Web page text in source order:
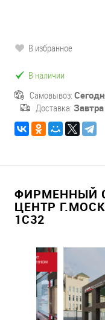
В избранное
В наличии
Самовывоз:
Доставка: Завтра
ФИРМЕННЫЙ
ЦЕНТР
1С32